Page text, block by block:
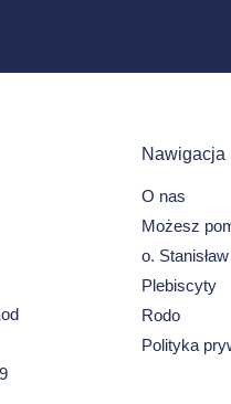
Nawigacja
O nas
Możesz
o.
Plebiscyty
Rodo
Polityka